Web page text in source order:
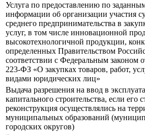
Услуга по предоставлению по
информации об организации участия
среднего предпринимательства в
услуг, в том числе инновационной
высокотехнологичной продукции,
определенных Правительством
соответствии с Федеральным законом
223-ФЗ «О закупках товаров, работ,
видами юридических лиц»
Выдача разрешения на ввод в
капитального строительства, если его
реконструкция осуществлялись на
муниципальных образований
городских округов)